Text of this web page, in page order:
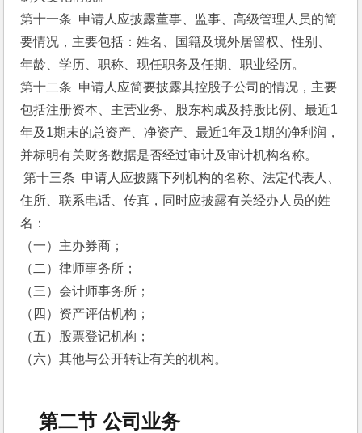
第十一条  申请人应披露董事、监事、高级管理人员的简
要情况，主要包括：姓名、国籍及境外居留权、性别、
年龄、学历、职称、现任职务及任期、职业经历。
第十二条  申请人应简要披露其控股子公司的情况，主要
包括注册资本、主营业务、股东构成及持股比例、最近1
年及1期末的总资产、净资产、最近1年及1期的净利润，
并标明有关财务数据是否经过审计及审计机构名称。
第十三条  申请人应披露下列机构的名称、法定代表人、
住所、联系电话、传真，同时应披露有关经办人员的姓
名：
（一）主办券商；
（二）律师事务所；
（三）会计师事务所；
（四）资产评估机构；
（五）股票登记机构；
（六）其他与公开转让有关的机构。
第二节 公司业务